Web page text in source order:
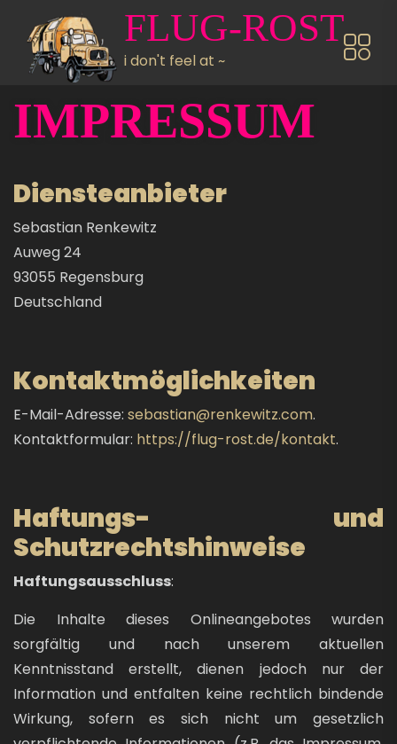
Direkt zum Inhalt FLUG-ROST
i don't feel at ~
IMPRESSUM
Diensteanbieter
Sebastian Renkewitz
Auweg 24
93055 Regensburg
Deutschland
Kontaktmöglichkeiten
E-Mail-Adresse: sebastian@renkewitz.com.
Kontaktformular: https://flug-rost.de/kontakt.
Haftungs- und
Schutzrechtshinweise
Haftungsausschluss:
Die Inhalte dieses Onlineangebotes wurden
sorgfältig und nach unserem aktuellen
Kenntnisstand erstellt, dienen jedoch nur der
Information und entfalten keine rechtlich bindende
Wirkung, sofern es sich nicht um gesetzlich